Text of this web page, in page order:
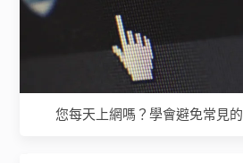
您每天上網嗎？學會避免常見